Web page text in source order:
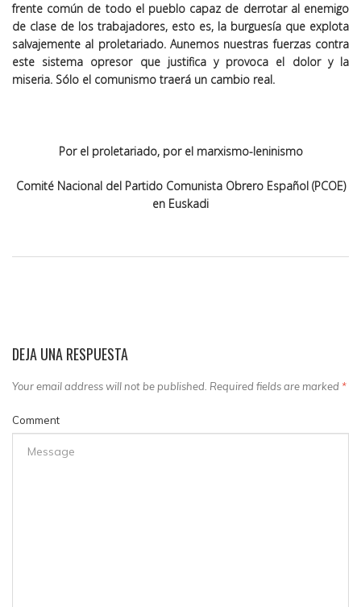
frente común de todo el pueblo capaz de derrotar al enemigo
de clase de los trabajadores, esto es, la burguesía que explota
salvajemente al proletariado. Aunemos nuestras fuerzas contra
este sistema opresor que justifica y provoca el dolor y la
miseria. Sólo el comunismo traerá un cambio real.
Por el proletariado, por el marxismo-leninismo
Comité Nacional del Partido Comunista Obrero Español (PCOE)
en Euskadi
DEJA UNA RESPUESTA
Your email address will not be published. Required fields are marked *
Comment